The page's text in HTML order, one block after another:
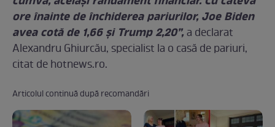
ore înainte de închiderea pariurilor, Joe Biden
avea cotă de 1,66 şi Trump 2,20”,a declarat
Alexandru Ghiurcău, specialist la o casă de pariuri,
citat de hotnews.ro.
Articolul continuă după recomandări